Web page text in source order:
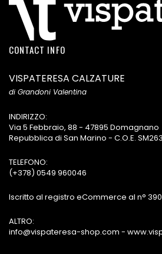
CONTACT INFO
VISPATERESA CALZATURE
di Grandoni Valentina
INDIRIZZO:
Via 5 Febbraio, 88 - 47895 Domagnano
Repubblica di San Marino - C.O.E.
TELEFONO:
(+378) 0549 960046
Iscritto al registro eCommerce al n°
ALTRO:
info@vispateresa-shop.com -